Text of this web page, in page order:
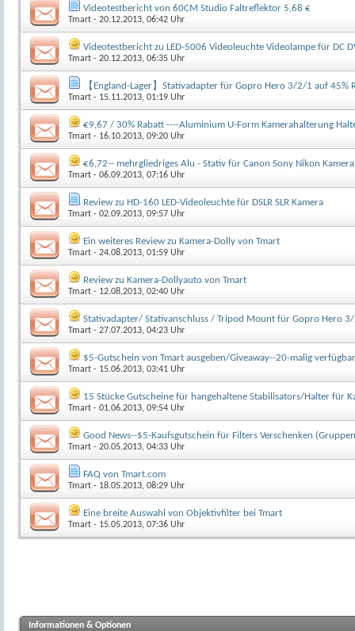
Videotestbericht von 60CM Studio Faltreflektor 5,68 €
Tmart - 20.12.2013, 06:42 Uhr
Videotestbericht zu LED-5006 Videoleuchte Videolampe für DC
Tmart - 20.12.2013, 06:35 Uhr
【England-Lager】Stativadapter für Gopro Hero 3/2/1 auf 45%
Tmart - 15.11.2013, 01:19 Uhr
€9,67 / 30% Rabatt ----Aluminium U-Form Kamerahalterung
Tmart - 16.10.2013, 09:20 Uhr
€6,72-- mehrgliedriges Alu - Stativ für Canon Sony Nikon
Tmart - 06.09.2013, 07:16 Uhr
Review zu HD-160 LED-Videoleuchte für DSLR SLR Kamera
Tmart - 02.09.2013, 09:57 Uhr
Ein weiteres Review zu Kamera-Dolly von Tmart
Tmart - 24.08.2013, 01:59 Uhr
Review zu Kamera-Dollyauto von Tmart
Tmart - 12.08.2013, 02:40 Uhr
Stativadapter/ Stativanschluss / Tripod Mount für Gopro Hero
Tmart - 27.07.2013, 04:23 Uhr
$5-Gutschein von Tmart ausgeben/Giveaway--20-malig verfügbar
Tmart - 15.06.2013, 03:41 Uhr
15 Stücke Gutscheine für hangehaltene Stabilisators/Halter für
Tmart - 01.06.2013, 09:54 Uhr
Good News--$5-Kaufsgutschein für Filters Verschenken
Tmart - 20.05.2013, 04:33 Uhr
FAQ von Tmart.com
Tmart - 18.05.2013, 08:29 Uhr
Eine breite Auswahl von Objektivfilter bei Tmart
Tmart - 15.05.2013, 07:36 Uhr
Informationen & Optionen